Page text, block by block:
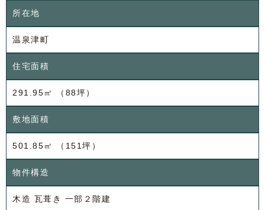
所在地
温泉津町
住宅面積
291.95㎡ （88坪）
敷地面積
501.85㎡ （151坪）
物件構造
木造 瓦葺き 一部２階建